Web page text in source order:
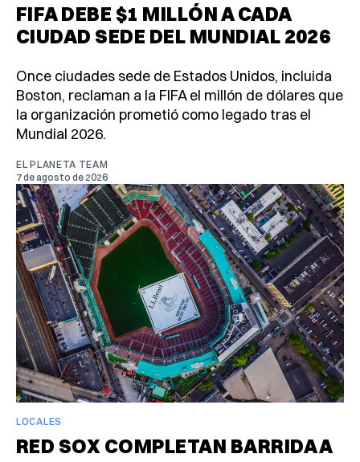
FIFA DEBE $1 MILLÓN A CADA
CIUDAD SEDE DEL MUNDIAL 2026
Once ciudades sede de Estados Unidos, incluida
Boston, reclaman a la FIFA el millón de dólares que
la organización prometió como legado tras el
Mundial 2026.
EL PLANETA TEAM
7 de agosto de 2026
LOCALES
RED SOX COMPLETAN BARRIDA A